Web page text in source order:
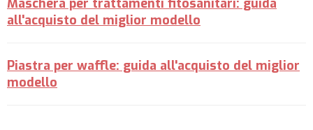
Maschera per trattamenti fitosanitari: guida
all'acquisto del miglior modello
Piastra per waffle: guida all'acquisto del miglior
modello